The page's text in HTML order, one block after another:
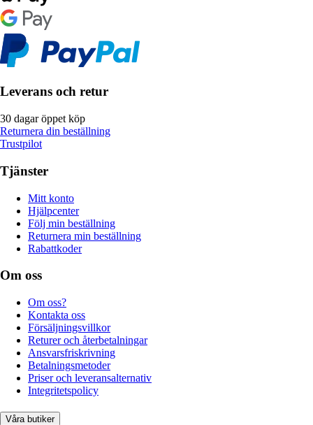
Leverans och retur
30 dagar öppet köp
Returnera din beställning
Trustpilot
Tjänster
Mitt konto
Hjälpcenter
Följ min beställning
Returnera min beställning
Rabattkoder
Om oss
Om oss?
Kontakta oss
Försäljningsvillkor
Returer och återbetalningar
Ansvarsfriskrivning
Betalningsmetoder
Priser och leveransalternativ
Integritetspolicy
Våra butiker